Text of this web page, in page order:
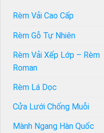
Rèm Vải Cao Cấp
Rèm Gỗ Tự Nhiên
Rèm Vải Xếp Lớp – Rèm
Roman
Rèm Lá Dọc
Cửa Lưới Chống Muỗi
Mành Ngang Hàn Quốc